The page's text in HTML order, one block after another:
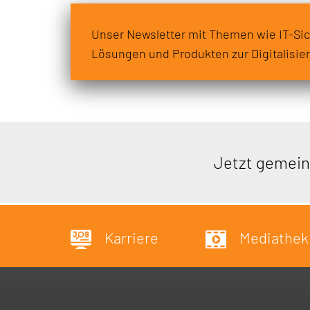
Unser Newsletter mit Themen wie IT-
Lösungen und Produkten zur
Jetzt
Karriere Mediathek